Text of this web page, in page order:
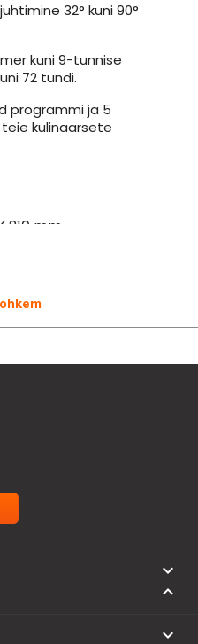
32° kuni 90°
kuni 9-tunnise
72 tundi.
programmi ja 5
kulinaarsete
210 mm


